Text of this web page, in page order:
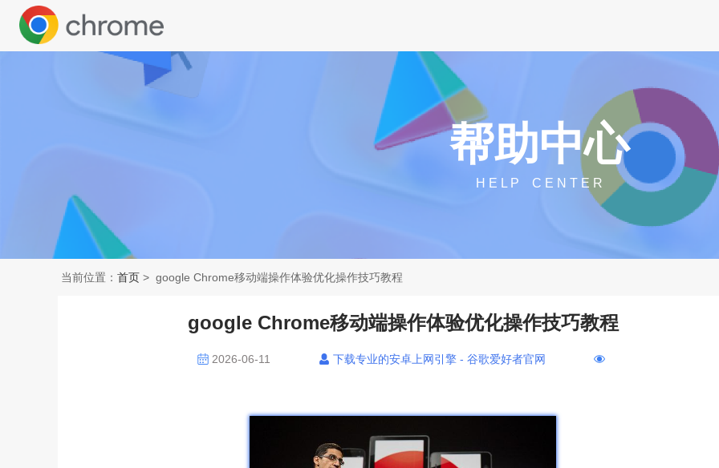
帮助中心
H E L P C E N T E R
当前位置： 首页 > google Chrome移动端操作体验优化操作技巧教程
google Chrome移动端操作体验优化操作技巧教程
2026-06-11 下载专业的安卓上网引擎 - 谷歌爱好者官网